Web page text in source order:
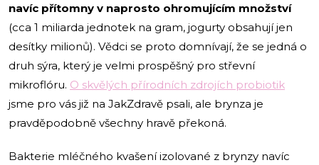
navíc přítomny v naprosto ohromujícím množství
(cca 1 miliarda jednotek na gram, jogurty obsahují jen
desítky milionů). Vědci se proto domnívají, že se jedná o
druh sýra, který je velmi prospěšný pro střevní
mikroflóru. O skvělých přírodních zdrojích probiotik
jsme pro vás již na JakZdravě psali, ale brynza je
pravděpodobně všechny hravě překoná.
Bakterie mléčného kvašení izolované z brynzy navíc